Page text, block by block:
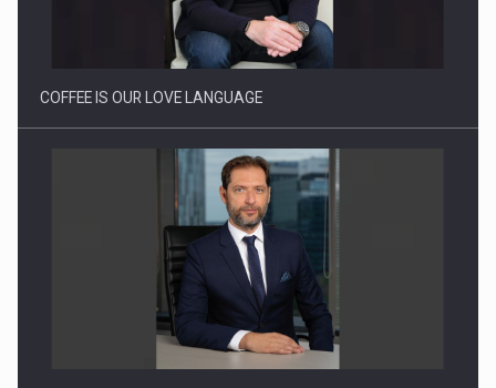
Investitii Digitalizare
COFFEE IS OUR LOVE LANGUAGE